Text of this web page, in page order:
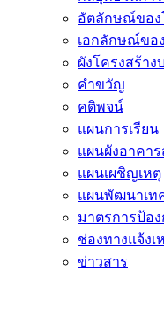
อัตลักษณ์ของ
เอกลักษณ์ขอ
ผังโครงสร้าง
คำขวัญ
คติพจน์
แผนการเรียน
แผนผังอาคา
แผนเผชิญเหตุ
แผนพัฒนาเท
มาตรการป้อ
ช่องทางแจ้ง
ข่าวสาร